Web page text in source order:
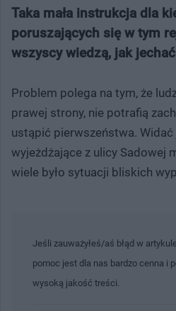
Taka mała instrukcja dla
poruszających się w tym
wszyscy wiedzą, jak
Problem polega na tym, że
prawej strony, nie potrafią
ustąpić pierwszeństwa. Widać
wyjeżdżające z ulicy Sadowej
wiele było sytuacji bliskich
Jeśli zauważyłeś/aś błąd w
pomoc jest dla nas bardzo cenna i
wysoką jakość treści.